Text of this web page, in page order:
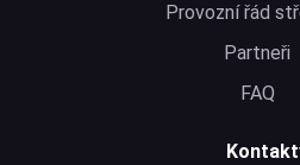
Provozní řád
Partneři
FAQ